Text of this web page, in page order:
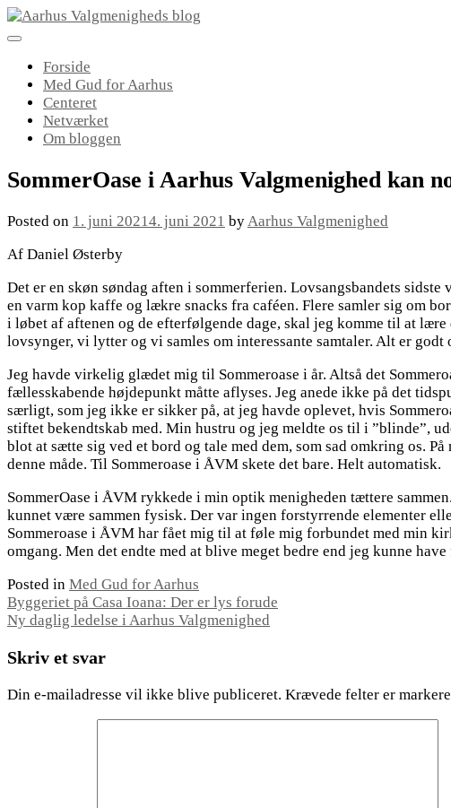
Skip
to
Forside
Med Gud for Aarhus
Centeret
Netværket
Om bloggen
SommerOase i Aarhus Valgmenighed kan
Posted on 1. juni 20214. juni 2021 byAarhus Valgmenighed
Af Daniel Østerby
Det er en skøn søndag aften i sommerferien. Lovsangsbandets
en varm kop kaffe og lækre snacks fra caféen. Flere samler sig om
i løbet af aftenen og de efterfølgende dage, skal jeg komme til at
lovsynger, vi lytter og vi samles om interessante samtaler. Alt er
Jeg havde virkelig glædet mig til Sommeroase i år. Altså det
fællesskabende højdepunkt måtte aflyses. Jeg anede ikke på det
særligt, som jeg ikke er sikker på, at jeg havde oplevet, hvis
stiftet bekendtskab med. Min hustru og jeg meldte os til i ”blinde”,
blot at sætte sig ved et bord og tale med dem, som sad omkring os.
denne måde. Til Sommeroase i ÅVM skete det bare. Helt automatisk.
SommerOase i ÅVM rykkede i min optik menigheden tættere
kunnet være sammen fysisk. Der var ingen forstyrrende elementer
Sommeroase i ÅVM har fået mig til at føle mig forbundet med min
omgang. Men det endte med at blive meget bedre end jeg kunne
Posted in Med Gud for Aarhus
Indlægsnavigation
Byggeriet på Casa Ioana: Der er lys forude
Ny daglig ledelse i Aarhus Valgmenighed
Skriv et svar
Din e-mailadresse vil ikke blive publiceret. Krævede felter er